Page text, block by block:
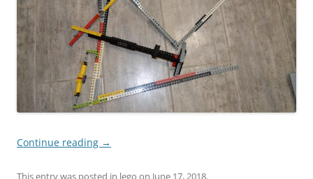
Continue reading →
This entry was posted in lego on June 17, 2018.